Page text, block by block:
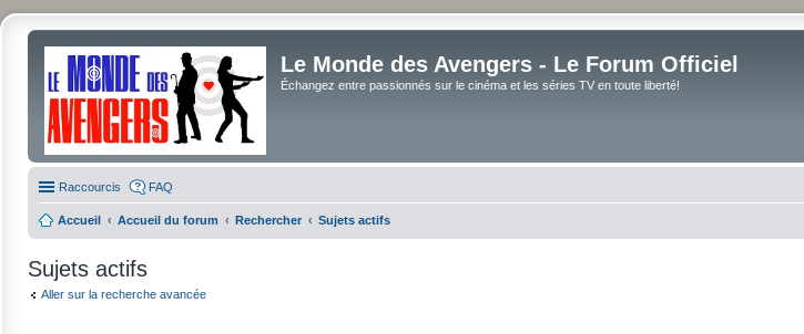
Le Monde des Avengers - Le Forum Officiel
Échangez entre passionnés sur le cinéma et les séries TV en toute liberté!
Raccourcis FAQ
Accueil Accueil du forum Rechercher Sujets actifs
Sujets actifs
Aller sur la recherche avancée